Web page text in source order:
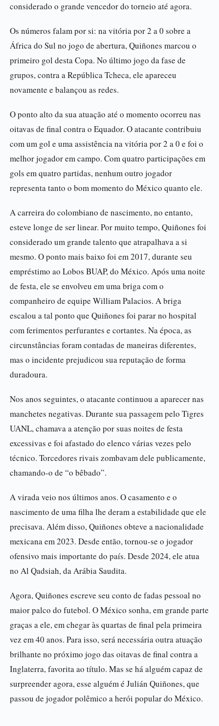
considerado o grande vencedor do torneio até agora.
Os números falam por si: na vitória por 2 a 0 sobre a
África do Sul no jogo de abertura, Quiñones marcou o
primeiro gol desta Copa. No último jogo da fase de
grupos, contra a República Tcheca, ele apareceu
novamente e balançou as redes.
O ponto alto da sua atuação até o momento ocorreu nas
oitavas de final contra o Equador. O atacante contribuiu
com um gol e uma assistência na vitória por 2 a 0 e foi o
melhor jogador em campo. Com quatro participações em
gols em quatro partidas, nenhum outro jogador
representa tanto o bom momento do México quanto ele.
A carreira do colombiano de nascimento, no entanto,
esteve longe de ser linear. Por muito tempo, Quiñones foi
considerado um grande talento que atrapalhava a si
mesmo. O ponto mais baixo foi em 2017, durante seu
empréstimo ao Lobos BUAP, do México. Após uma noite
de festa, ele se envolveu em uma briga com o
companheiro de equipe William Palacios. A briga
escalou a tal ponto que Quiñones foi parar no hospital
com ferimentos perfurantes e cortantes. Na época, as
circunstâncias foram contadas de maneiras diferentes,
mas o incidente prejudicou sua reputação de forma
duradoura.
Nos anos seguintes, o atacante continuou a aparecer nas
manchetes negativas. Durante sua passagem pelo Tigres
UANL, chamava a atenção por suas noites de festa
excessivas e foi afastado do elenco várias vezes pelo
técnico. Torcedores rivais zombavam dele publicamente,
chamando-o de “o bêbado”.
A virada veio nos últimos anos. O casamento e o
nascimento de uma filha lhe deram a estabilidade que ele
precisava. Além disso, Quiñones obteve a nacionalidade
mexicana em 2023. Desde então, tornou-se o jogador
ofensivo mais importante do país. Desde 2024, ele atua
no Al Qadsiah, da Arábia Saudita.
Agora, Quiñones escreve seu conto de fadas pessoal no
maior palco do futebol. O México sonha, em grande parte
graças a ele, em chegar às quartas de final pela primeira
vez em 40 anos. Para isso, será necessária outra atuação
brilhante no próximo jogo das oitavas de final contra a
Inglaterra, favorita ao título. Mas se há alguém capaz de
surpreender agora, esse alguém é Julián Quiñones, que
passou de jogador polêmico a herói popular do México.